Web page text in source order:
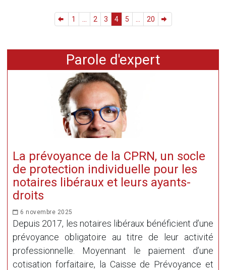
1 2 3 4 5 20
Parole d'expert
La prévoyance de la CPRN, un socle
de protection individuelle pour les
notaires libéraux et leurs ayants-
droits
6 novembre 2025
Depuis 2017, les notaires libéraux bénéficient d’une
prévoyance obligatoire au titre de leur activité
professionnelle. Moyennant le paiement d’une
cotisation forfaitaire, la Caisse de Prévoyance et